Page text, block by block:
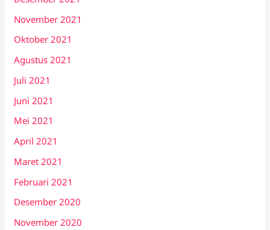
November 2021
Oktober 2021
Agustus 2021
Juli 2021
Juni 2021
Mei 2021
April 2021
Maret 2021
Februari 2021
Desember 2020
November 2020